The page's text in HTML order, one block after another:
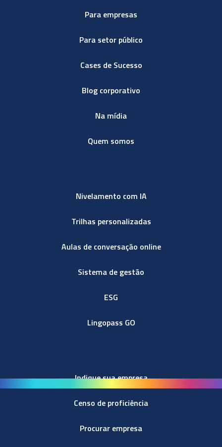
Para empresas
Para setor público
Cases de Sucesso
Blog corporativo
Na mídia
Quem somos
Nivelamento com IA
Trilhas personalizadas
Aulas de conversação online
Sistema de gestão
ESG
Lingopass GO
Indique sua empresa
Censo de proficiência
Procurar empresa